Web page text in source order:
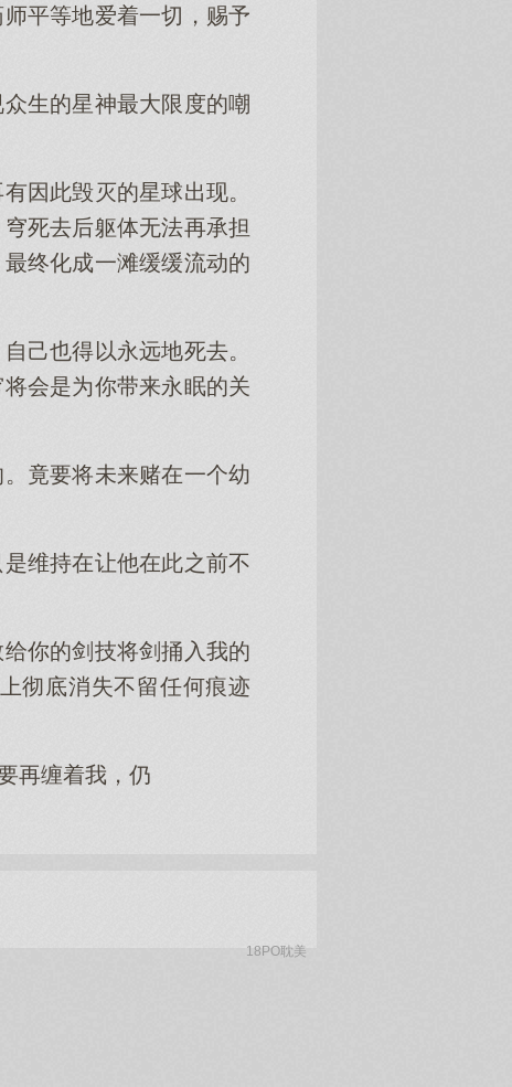
平等地爱着一切，赐予
生的星神最大限度的嘲
因此毁灭的星球出现。
死去后躯体无法再承担
终化成一滩缓缓流动的
己也得以永远地死去。
会是为你带来永眠的关
竟要将未来赌在一个幼
维持在让他在此之前不
你的剑技将剑捅入我的
彻底消失不留任何痕迹
再缠着我，仍
18PO耽美